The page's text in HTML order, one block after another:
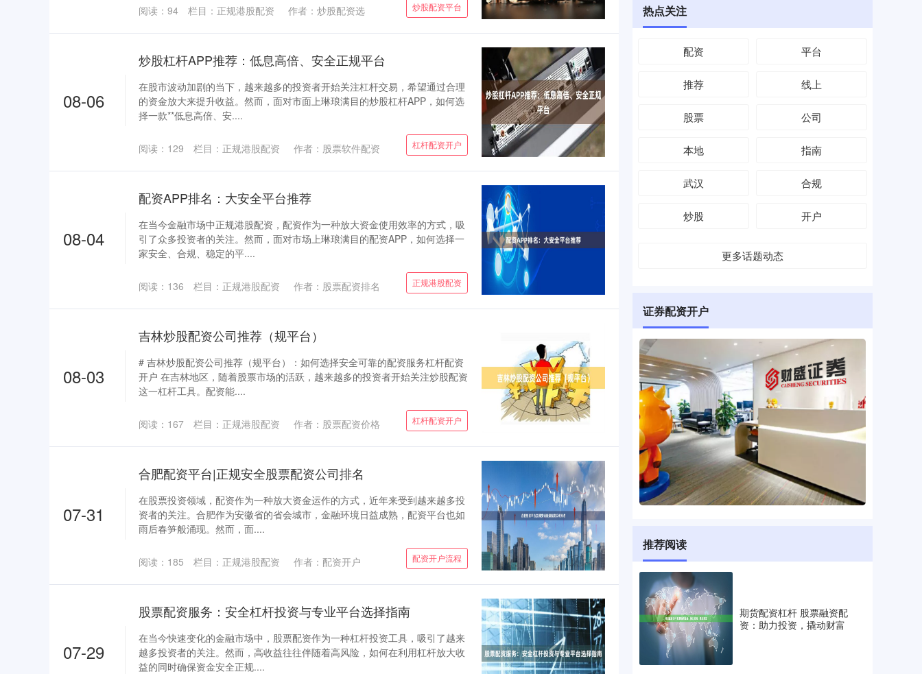
炒股配资平台
作者：炒股配资选
阅读： 94 栏目： 正规港股配资
08-06
炒股杠杆APP推荐：低息高倍、安全正规平台
在股市波动加剧的当下，越来越多的投资者开始关注杠杆交易，希望通过合理
的资金放大来提升收益。然而，面对市面上琳琅满目的炒股杠杆APP，如何选
择一款**低息高倍、安....
杠杆配资开户
作者：股票软件配资
阅读： 129 栏目： 正规港股配资
08-04
配资APP排名：大安全平台推荐
在当今金融市场中正规港股配资，配资作为一种放大资金使用效率的方式，吸
引了众多投资者的关注。然而，面对市场上琳琅满目的配资APP，如何选择一
家安全、合规、稳定的平....
正规港股配资
作者：股票配资排名
阅读： 136 栏目： 正规港股配资
08-03
吉林炒股配资公司推荐（规平台）
# 吉林炒股配资公司推荐（规平台）：如何选择安全可靠的配资服务杠杆配资
开户 在吉林地区，随着股票市场的活跃，越来越多的投资者开始关注炒股配资
这一杠杆工具。配资能....
杠杆配资开户
作者：股票配资价格
阅读： 167 栏目： 正规港股配资
07-31
合肥配资平台|正规安全股票配资公司排名
在股票投资领域，配资作为一种放大资金运作的方式，近年来受到越来越多投
资者的关注。合肥作为安徽省的省会城市，金融环境日益成熟，配资平台也如
雨后春笋般涌现。然而，面....
配资开户流程
作者：配资开户
阅读： 185 栏目： 正规港股配资
07-29
股票配资服务：安全杠杆投资与专业平台选择指南
在当今快速变化的金融市场中，股票配资作为一种杠杆投资工具，吸引了越来
越多投资者的关注。然而，高收益往往伴随着高风险，如何在利用杠杆放大收
益的同时确保资金安全正规....
热点关注
配资 平台
推荐 线上
股票 公司
本地 指南
武汉 合规
炒股 开户
更多话题动态
证券配资开户
推荐阅读
期货配资杠杆 股票融资配
资：助力投资，撬动财富